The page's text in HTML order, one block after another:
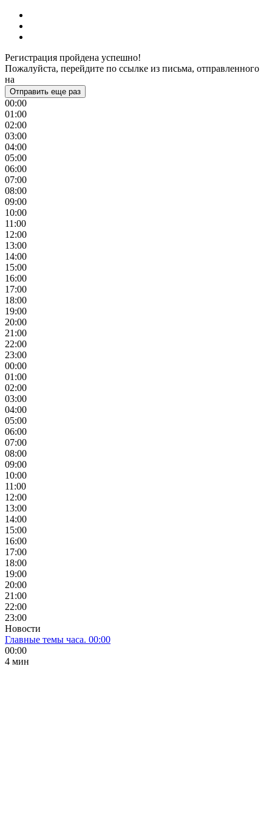
Регистрация пройдена успешно!
Пожалуйста, перейдите по ссылке из письма, отправленного
на
Отправить еще раз
00:00
01:00
02:00
03:00
04:00
05:00
06:00
07:00
08:00
09:00
10:00
11:00
12:00
13:00
14:00
15:00
16:00
17:00
18:00
19:00
20:00
21:00
22:00
23:00
00:00
01:00
02:00
03:00
04:00
05:00
06:00
07:00
08:00
09:00
10:00
11:00
12:00
13:00
14:00
15:00
16:00
17:00
18:00
19:00
20:00
21:00
22:00
23:00
Новости
Главные темы часа. 00:00
00:00
4 мин